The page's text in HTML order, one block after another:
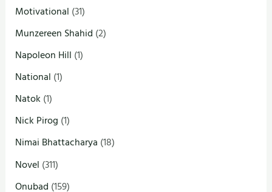
Motivational (31)
Munzereen Shahid (2)
Napoleon Hill (1)
National (1)
Natok (1)
Nick Pirog (1)
Nimai Bhattacharya (18)
Novel (311)
Onubad (159)